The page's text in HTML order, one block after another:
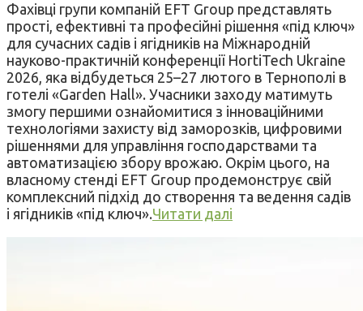
Фахівці групи компаній EFT Group представлять
прості, ефективні та професійні рішення «під ключ»
для сучасних садів і ягідників на Міжнародній
науково-практичній конференції HortiTech Ukraine
2026, яка відбудеться 25–27 лютого в Тернополі в
готелі «Garden Hall». Учасники заходу матимуть
змогу першими ознайомитися з інноваційними
технологіями захисту від заморозків, цифровими
рішеннями для управління господарствами та
автоматизацією збору врожаю. Окрім цього, на
власному стенді EFT Group продемонструє свій
комплексний підхід до створення та ведення садів
і ягідників «під ключ».Читати далі